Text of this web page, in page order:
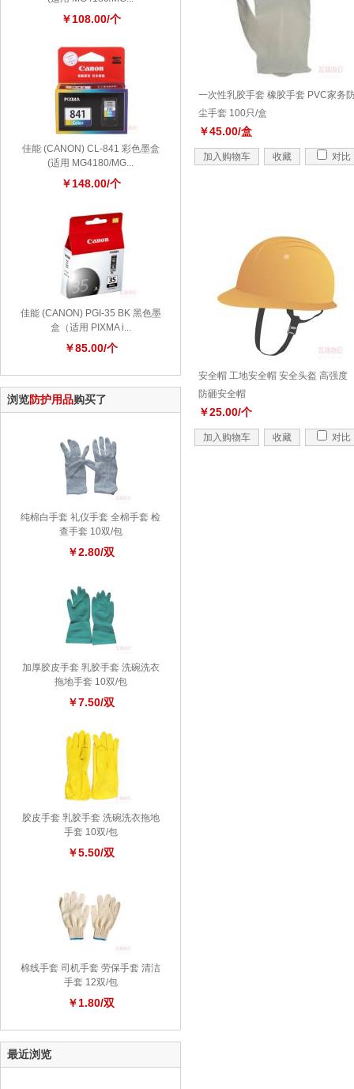
￥108.00/个
佳能 (CANON) CL-841 彩色墨盒
(适用 MG4180/MG...
￥148.00/个
佳能 (CANON) PGI-35 BK 黑色墨
盒（适用 PIXMA i...
￥85.00/个
浏览防护用品购买了
纯棉白手套 礼仪手套 全棉手套 检
查手套 10双/包
￥2.80/双
加厚胶皮手套 乳胶手套 洗碗洗衣
拖地手套 10双/包
￥7.50/双
胶皮手套 乳胶手套 洗碗洗衣拖地
手套 10双/包
￥5.50/双
棉线手套 司机手套 劳保手套 清洁
手套 12双/包
￥1.80/双
最近浏览
一次性乳胶手套 橡胶手套 PVC家务
尘手套 100只/盒
￥45.00/盒
加入购物车 收藏 对比
安全帽 工地安全帽 安全头盔 高强度
防砸安全帽
￥25.00/个
加入购物车 收藏 对比